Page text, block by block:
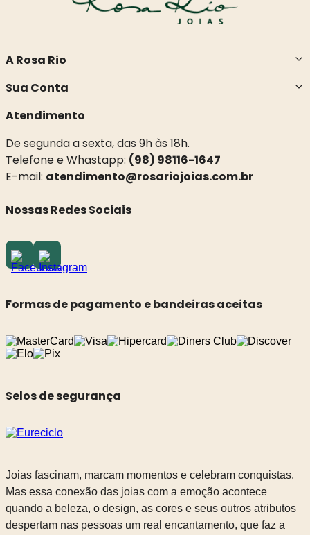
A Rosa Rio
Sua Conta
Atendimento
De segunda a sexta, das 9h às 18h.
Telefone e Whastapp: (98) 98116-1647
E-mail: atendimento@rosariojoias.com.br
Nossas Redes Sociais
Formas de pagamento e bandeiras aceitas
Selos de segurança
Joias fascinam, marcam momentos e celebram conquistas.
Mas essa conexão das joias com a emoção acontece
quando a beleza, o design, as cores e seus outros atributos
despertam nas pessoas um real encantamento, que faz a